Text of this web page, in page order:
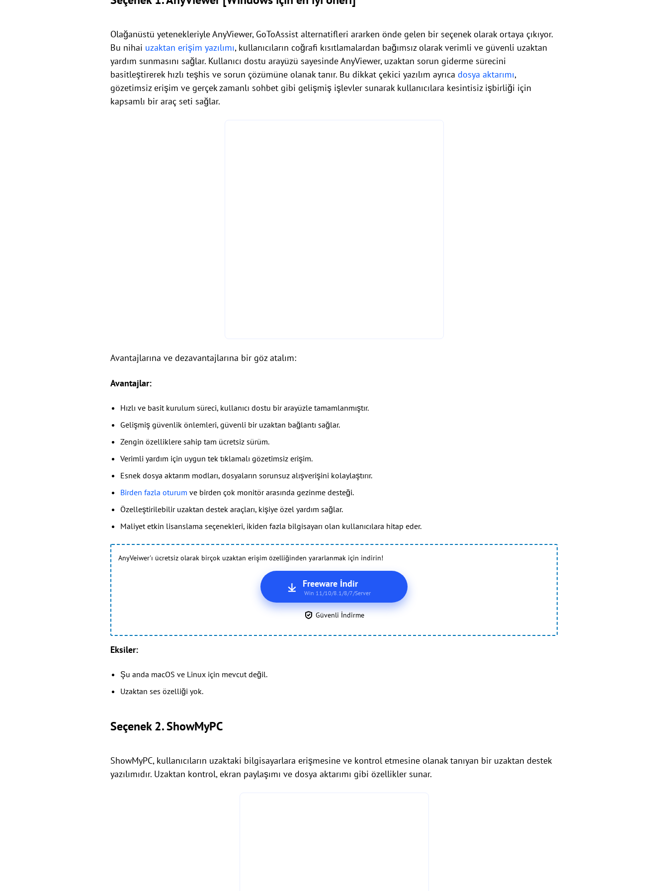
Olağanüstü yetenekleriyle AnyViewer, GoToAssist alternatifleri ararken önde gelen bir seçenek olarak ortaya çıkıyor.
Bu nihai uzaktan erişim yazılımı, kullanıcıların coğrafi kısıtlamalardan bağımsız olarak verimli ve güvenli uzaktan
yardım sunmasını sağlar. Kullanıcı dostu arayüzü sayesinde AnyViewer, uzaktan sorun giderme sürecini
basitleştirerek hızlı teşhis ve sorun çözümüne olanak tanır. Bu dikkat çekici yazılım ayrıca dosya aktarımı,
gözetimsiz erişim ve gerçek zamanlı sohbet gibi gelişmiş işlevler sunarak kullanıcılara kesintisiz işbirliği için
kapsamlı bir araç seti sağlar.
Avantajlarına ve dezavantajlarına bir göz atalım:
Avantajlar:
Hızlı ve basit kurulum süreci, kullanıcı dostu bir arayüzle tamamlanmıştır.
Gelişmiş güvenlik önlemleri, güvenli bir uzaktan bağlantı sağlar.
Zengin özelliklere sahip tam ücretsiz sürüm.
Verimli yardım için uygun tek tıklamalı gözetimsiz erişim.
Esnek dosya aktarım modları, dosyaların sorunsuz alışverişini kolaylaştırır.
Birden fazla oturum ve birden çok monitör arasında gezinme desteği.
Özelleştirilebilir uzaktan destek araçları, kişiye özel yardım sağlar.
Maliyet etkin lisanslama seçenekleri, ikiden fazla bilgisayarı olan kullanıcılara hitap eder.
AnyVeiwer'ı ücretsiz olarak birçok uzaktan erişim özelliğinden yararlanmak için indirin!
Freeware İndir
Win 11/10/8.1/8/7/Server
Güvenli İndirme
Eksiler:
Şu anda macOS ve Linux için mevcut değil.
Uzaktan ses özelliği yok.
Seçenek 2. ShowMyPC
ShowMyPC, kullanıcıların uzaktaki bilgisayarlara erişmesine ve kontrol etmesine olanak tanıyan bir uzaktan destek
yazılımıdır. Uzaktan kontrol, ekran paylaşımı ve dosya aktarımı gibi özellikler sunar.